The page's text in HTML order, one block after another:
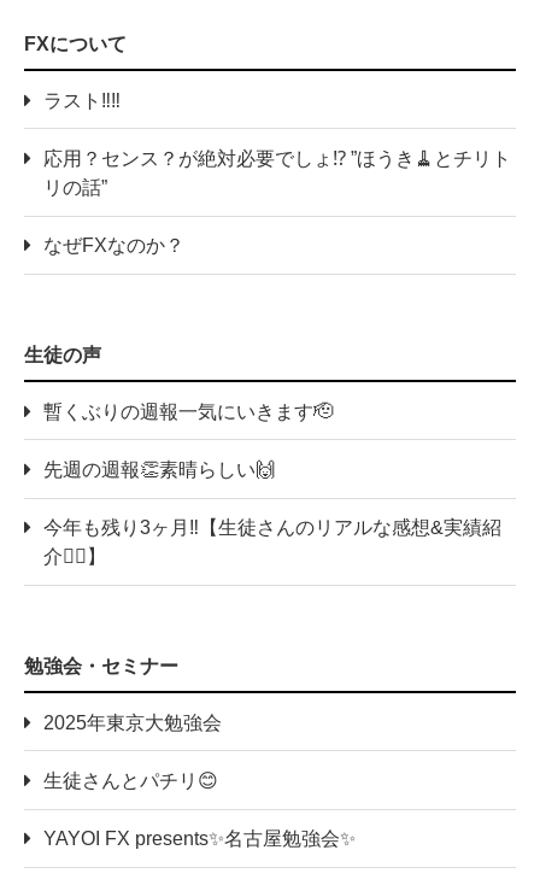
FXについて
ラスト‼️‼️
応用？センス？が絶対必要でしょ⁉️ ”ほうき🧹とチリト
リの話”
なぜFXなのか？
生徒の声
暫くぶりの週報一気にいきます🫡
先週の週報👏素晴らしい🙌
今年も残り3ヶ月‼️【生徒さんのリアルな感想&実績紹
介💁‍♀️】
勉強会・セミナー
2025年東京大勉強会
生徒さんとパチリ😊
YAYOI FX presents✨名古屋勉強会✨